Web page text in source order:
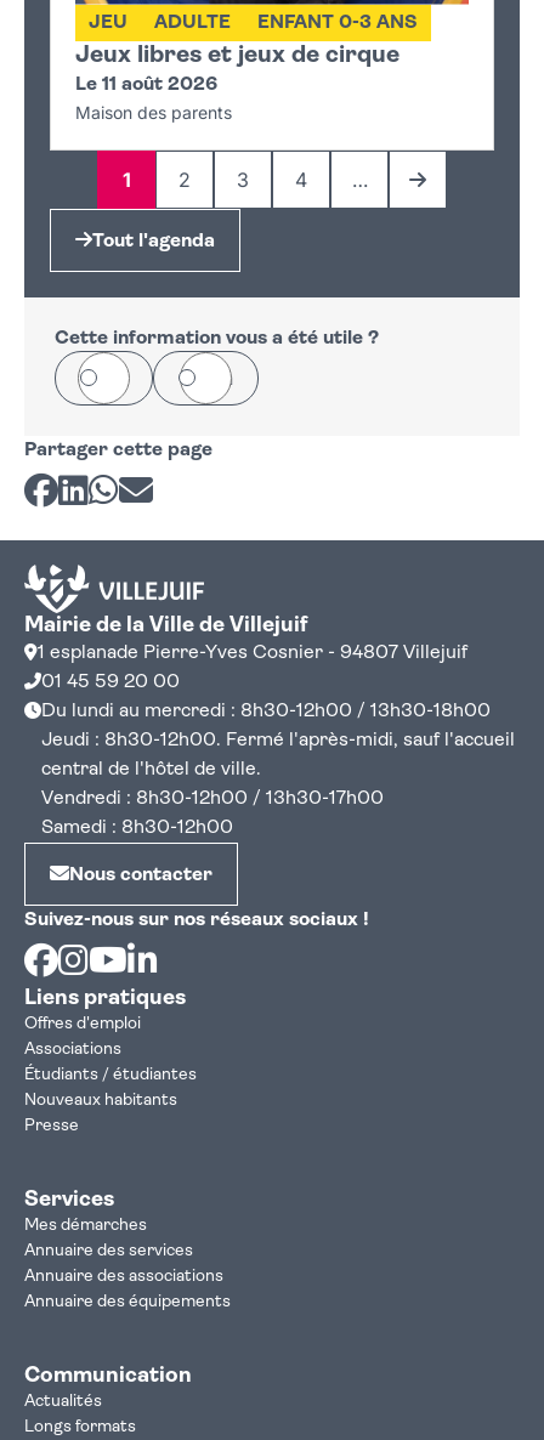
Jeux libres et jeux de cirque
JEU ADULTE ENFANT 0-3 ANS
Le 11 août 2026
Maison des parents
Page
1
Page
2
Page
3
Page
4 …
Page suivante
Tout l'agenda
Cette information vous a été utile ?
Oui Non
Partager cette page
Partager sur Facebook
Partager sur LinkedIn
Partager sur Whatsapp
Partager par courriel
Mairie de la Ville de Villejuif
1 esplanade Pierre-Yves Cosnier - 94807 Villejuif
01 45 59 20 00
Du lundi au mercredi : 8h30-12h00 / 13h30-18h00
Jeudi : 8h30-12h00. Fermé l'après-midi, sauf l'accueil
central de l'hôtel de ville.
Vendredi : 8h30-12h00 / 13h30-17h00
Samedi : 8h30-12h00
Nous contacter
Suivez-nous sur nos réseaux sociaux !
Facebook
Instagram
Youtube
Liens pratiques
Offres d'emploi
Associations
Étudiants / étudiantes
Nouveaux habitants
Presse
Services
Mes démarches
Annuaire des services
Annuaire des associations
Annuaire des équipements
Communication
Actualités
Longs formats